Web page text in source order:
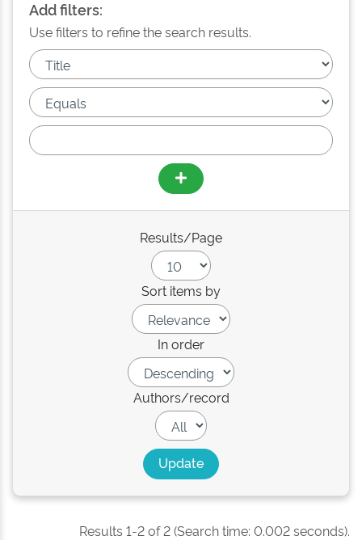
Add filters:
Use filters to refine the search results.
Results/Page
Sort items by
In order
Authors/record
Results 1-2 of 2 (Search time: 0.002 seconds).